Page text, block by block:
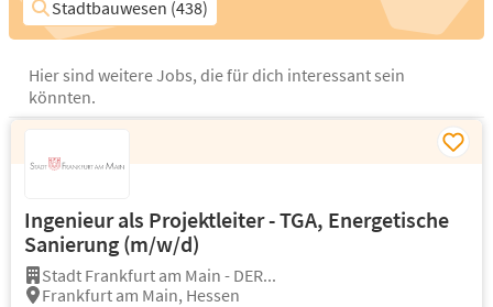
Stadtbauwesen (438)
Hier sind weitere Jobs, die für dich interessant sein
könnten.
Ingenieur als Projektleiter - TGA, Energetische
Sanierung (m/w/d)
Stadt Frankfurt am Main - DER...
Frankfurt am Main, Hessen